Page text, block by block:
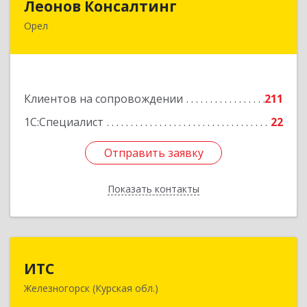
Леонов Консалтинг
Орел
Клиентов на сопровождении
211
1С:Специалист
22
Отправить заявку
Показать контакты
302030, Орловская обл, Орловский р-н, Орел г,
Отправить заявку
Назад
ИТС
Железногорск (Курская обл.)
307178, Курская обл, Железногорск г,